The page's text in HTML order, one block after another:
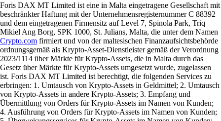
Foris DAX MT Limited ist eine in Malta eingetragene Gesellschaft mit
beschränkter Haftung mit der Unternehmensregisternummer C 88392
und dem eingetragenen Firmensitz auf Level 7, Spinola Park, Triq
Mikiel Ang Borg, SPK 1000, St. Julians, Malta, die unter dem Namen
Crypto.com firmiert und von der maltesischen Finanzaufsichtsbehörde
ordnungsgemäß als Krypto-Asset-Dienstleister gemäß der Verordnung
2023/1114 über Märkte für Krypto-Assets, die in Malta durch das
Gesetz über Märkte für Krypto-Assets umgesetzt wurde, zugelassen
ist. Foris DAX MT Limited ist berechtigt, die folgenden Services zu
erbringen: 1. Umtausch von Krypto-Assets in Geldmittel; 2. Umtausch
von Krypto-Assets in andere Krypto-Assets; 3. Empfang und
Übermittlung von Orders für Krypto-Assets im Namen von Kunden;
4. Ausführung von Orders für Krypto-Assets im Namen von Kunden;